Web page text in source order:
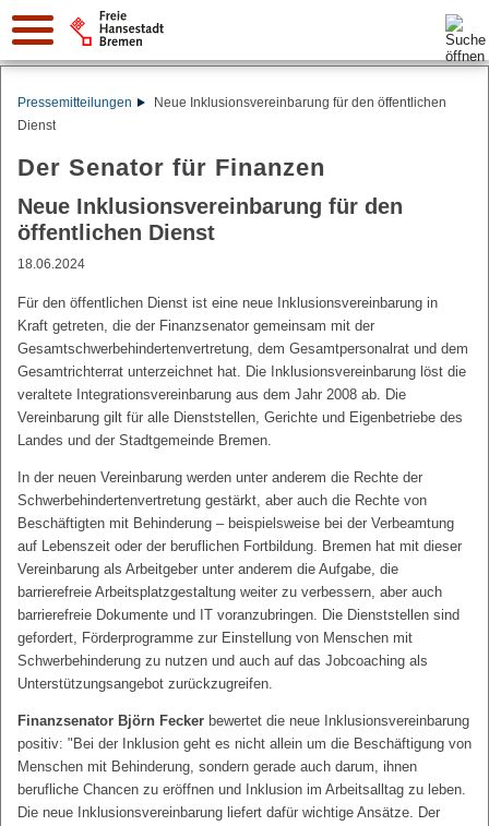
Suche:
Pressemitteilungen
Neue Inklusionsvereinbarung für den öffentlichen
Dienst
Der Senator für Finanzen
Neue Inklusionsvereinbarung für den
öffentlichen Dienst
18.06.2024
Für den öffentlichen Dienst ist eine neue Inklusionsvereinbarung in
Kraft getreten, die der Finanzsenator gemeinsam mit der
Gesamtschwerbehindertenvertretung, dem Gesamtpersonalrat und dem
Gesamtrichterrat unterzeichnet hat. Die Inklusionsvereinbarung löst die
veraltete Integrationsvereinbarung aus dem Jahr 2008 ab. Die
Vereinbarung gilt für alle Dienststellen, Gerichte und Eigenbetriebe des
Landes und der Stadtgemeinde Bremen.
In der neuen Vereinbarung werden unter anderem die Rechte der
Schwerbehindertenvertretung gestärkt, aber auch die Rechte von
Beschäftigten mit Behinderung – beispielsweise bei der Verbeamtung
auf Lebenszeit oder der beruflichen Fortbildung. Bremen hat mit dieser
Vereinbarung als Arbeitgeber unter anderem die Aufgabe, die
barrierefreie Arbeitsplatzgestaltung weiter zu verbessern, aber auch
barrierefreie Dokumente und IT voranzubringen. Die Dienststellen sind
gefordert, Förderprogramme zur Einstellung von Menschen mit
Schwerbehinderung zu nutzen und auch auf das Jobcoaching als
Unterstützungsangebot zurückzugreifen.
Finanzsenator Björn Fecker bewertet die neue Inklusionsvereinbarung
positiv: "Bei der Inklusion geht es nicht allein um die Beschäftigung von
Menschen mit Behinderung, sondern gerade auch darum, ihnen
berufliche Chancen zu eröffnen und Inklusion im Arbeitsalltag zu leben.
Die neue Inklusionsvereinbarung liefert dafür wichtige Ansätze. Der